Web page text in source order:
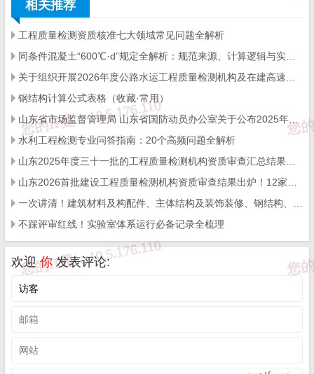
2、具有与其从事检验检测活动相适应的检验检测技术人员和管理
3、具有固定的工作场所，工作环境满足检验检测要求；
4、具备从事检验检测活动所必需的检验检测设备设施；
5、具有并有效运行保证其检验检测活动独立、公正、科学、诚信
的管理体系；
申请材料
1、独立法人检验检测机构(外资检验检测机构参照此项执
行)CMA认证所需申请资料:
《检验检测机构资质认定申请书》
相关推荐
工程质量检测资质核准七大领域常见问题全解析
钢结构计算公式表格（收藏·常用）
山东省市场监督管理局 山东省国防动员办公室关于公布2025年度综合类检验检测机构监督抽查结果的通知
水利工程检测专业问答指南：20个高频问题全解析
不踩评审红线！实验室体系运行必备记录全梳理
欢迎你发表评论: